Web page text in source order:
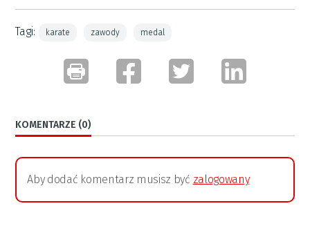
Tagi: karate zawody medal
KOMENTARZE (0)
Aby dodać komentarz musisz być zalogowany